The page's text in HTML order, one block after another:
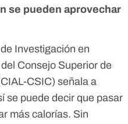
se pueden aprovechar
Investigación en
Consejo Superior de
CSIC) señala a
se puede decir que pasar
más calorías. Sin